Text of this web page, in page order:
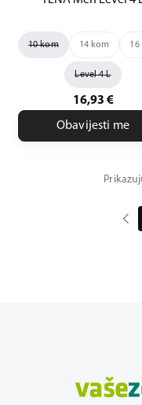
10 kom 14 kom 16
Level 4 L
16,93 €
Obavijesti me